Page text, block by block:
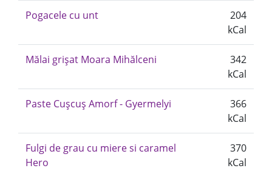
Pogacele cu unt
204
kCal
Mălai grișat Moara Mihălceni
342
kCal
Paste Cuşcuş Amorf - Gyermelyi
366
kCal
Fulgi de grau cu miere si caramel
Hero
370
kCal